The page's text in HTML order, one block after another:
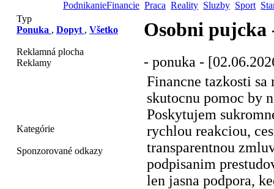
PodnikanieFinancie Praca Reality Sluzby Sport
Typ
Ponuka , Dopyt , Všetko
Reklamná plocha
Reklamy
Kategórie
Sponzorované odkazy
Osobni pujcka
- ponuka -
Financne tazkosti sa
skutocnu pomoc by
Poskytujem
rychlou reakciou,
transparentnou
podpisanim
len jasna podpora,